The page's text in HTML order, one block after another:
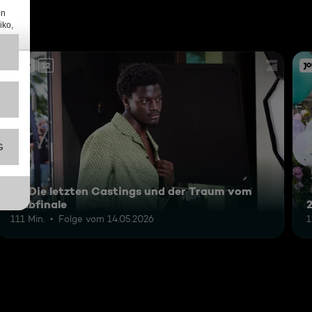
12
23: Die letzten Castings und der Traum vom
Halbfinale
111 Min. Folge vom 14.05.2026